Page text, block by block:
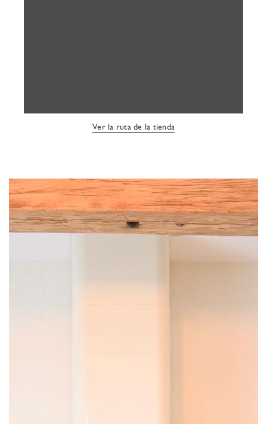
Ver la ruta de la tienda